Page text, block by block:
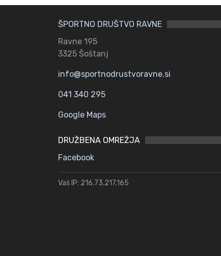
ŠPORTNO DRUŠTVO RAVNE
Ravne 195
3325 Šoštanj
info@sportnodrustvoravne.si
041 340 295
Google Maps
DRUŽBENA OMREŽJA
Facebook
Vaš IP: 216.73.217.165